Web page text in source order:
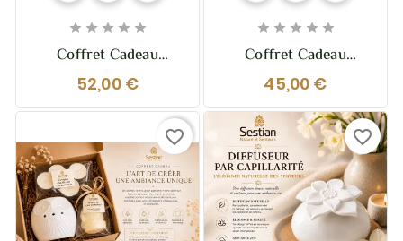
    
Coffret Cadeau
"Sweethome"
52,00 €
    
Coffret Cadeau
Bougies Provence –
Trio Dédicace Provence
| Sestian Nature Et
Senteurs
45,00 €
favorite_border favorite_border